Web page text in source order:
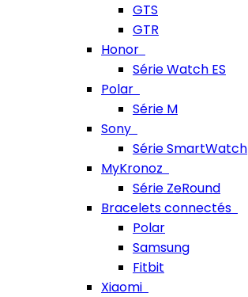
GTS
GTR
Honor
Série Watch ES
Polar
Série M
Sony
Série SmartWatch
MyKronoz
Série ZeRound
Bracelets connectés
Polar
Samsung
Fitbit
Xiaomi